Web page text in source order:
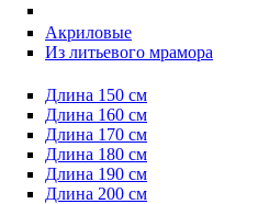
Акриловые
Из литьевого мрамора
Длина 150 см
Длина 160 см
Длина 170 см
Длина 180 см
Длина 190 см
Длина 200 см